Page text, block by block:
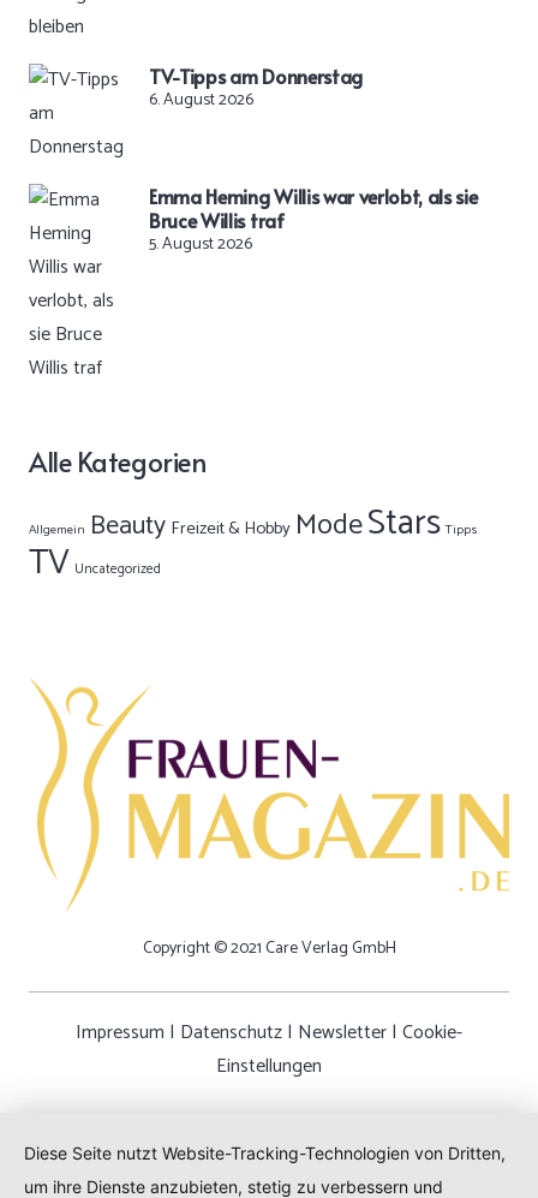
TV-Tipps am Donnerstag
6. August 2026
Emma Heming Willis war verlobt, als sie
Bruce Willis traf
5. August 2026
Alle Kategorien
Allgemein Beauty Freizeit & Hobby ModeStars Tipps
TV Uncategorized
Copyright © 2021 Care Verlag GmbH
Impressum | Datenschutz| Newsletter| Cookie-
Einstellungen
Diese Seite nutzt Website-Tracking-Technologien von Dritten,
um ihre Dienste anzubieten, stetig zu verbessern und